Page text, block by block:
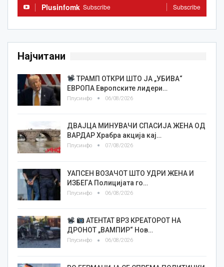
Plusinfomk Subscribe Subscribe
Најчитани
ТРАМП ОТКРИ ШТО ЈА „УБИВА“
ЕВРОПА Европските лидери…
Плусинфо 06/08/2026
ДВАЈЦА МИНУВАЧИ СПАСИЈА ЖЕНА ОД
ВАРДАР Храбра акција кај…
Плусинфо 07/08/2026
УАПСЕН ВОЗАЧОТ ШТО УДРИ ЖЕНА И
ИЗБЕГА Полицијата го…
Плусинфо 06/08/2026
АТЕНТАТ ВРЗ КРЕАТОРОТ НА
ДРОНОТ „ВАМПИР“ Нов…
Плусинфо 06/08/2026